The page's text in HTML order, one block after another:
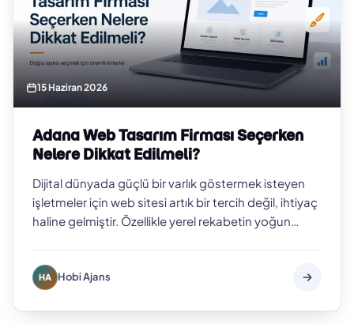
15 Haziran 2026
Adana Web Tasarım Firması Seçerken
Nelere Dikkat Edilmeli?
Dijital dünyada güçlü bir varlık göstermek isteyen
işletmeler için web sitesi artık bir tercih değil, ihtiyaç
haline gelmiştir. Özellikle yerel rekabetin yoğun
HA Hobi Ajans